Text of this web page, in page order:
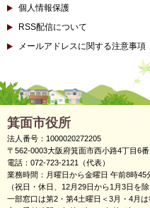
個人情報保護
RSS配信について
メールアドレスに関する注意事項
箕面市役所
法人番号：1000020272205
〒562-0003大阪府箕面市西小路4丁目6
電話：072-723-2121（代表）
業務時間：月曜日から金曜日 午前8時45
（祝日・休日、12月29日から1月3日を除
一部窓口は第2・第4土曜日＜3月・4月は